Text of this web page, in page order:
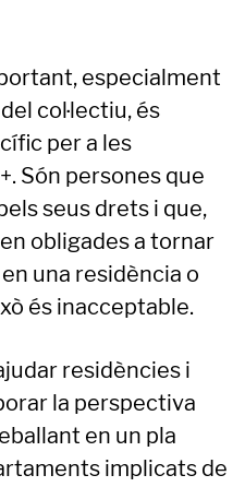
especialment
col·lectiu, és
per a les
Són persones que
seus drets i que,
obligades a tornar
una residència o
és inacceptable.
residències i
la perspectiva
en un pla
implicats de